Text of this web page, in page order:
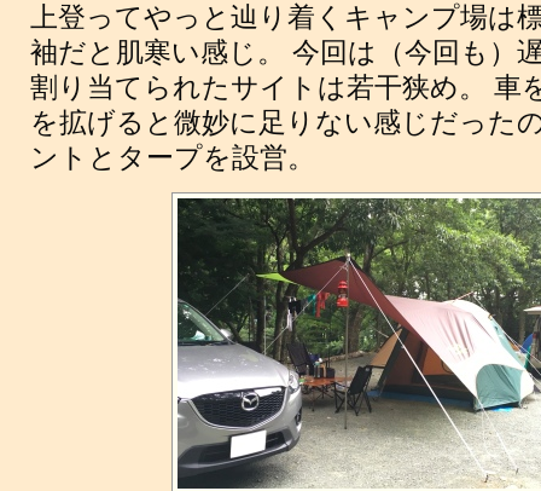
上登ってやっと辿り着くキャンプ場は
袖だと肌寒い感じ。 今回は（今回も）
割り当てられたサイトは若干狭め。 車
を拡げると微妙に足りない感じだった
ントとタープを設営。